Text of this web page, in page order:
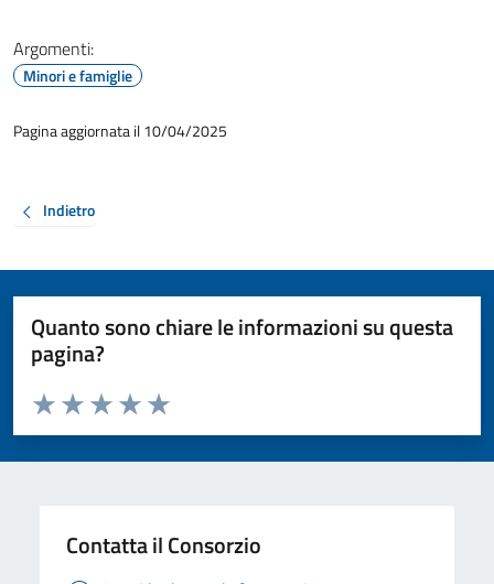
Argomenti:
Minori e famiglie
Pagina aggiornata il 10/04/2025
Indietro
Quanto sono chiare le informazioni su questa
pagina?
Valuta da 1 a 5 stelle la pagina
Valuta 5 stelle su 5
Valuta 4 stelle su 5
Valuta 3 stelle su 5
Valuta 2 stelle su 5
Valuta 1 stelle su 5
Contatta il Consorzio